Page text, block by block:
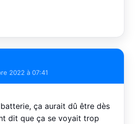
2022 à 07:41
ça aurait dû être dès
dit que ça se voyait trop